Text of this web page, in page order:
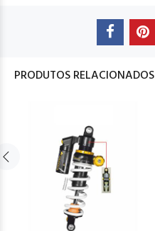
PRODUTOS RELACIONADOS